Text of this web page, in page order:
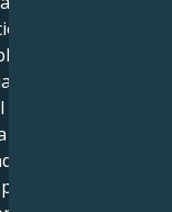
que llevas
capaz de
una voz
más allá. Tu
y las